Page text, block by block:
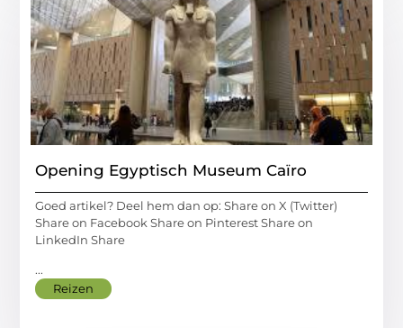
Opening Egyptisch Museum Caïro
Goed artikel? Deel hem dan op: Share on X (Twitter)
Share on Facebook Share on Pinterest Share on
LinkedIn Share
...
Reizen